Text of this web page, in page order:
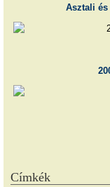
Asztali
Címkék